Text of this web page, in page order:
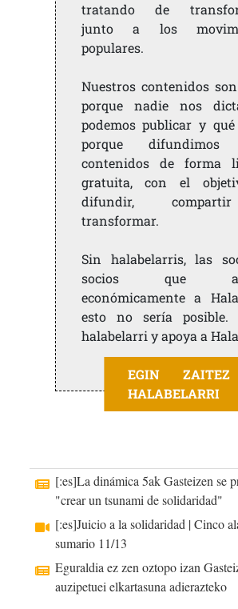
tratando de
junto a los
populares.
Nuestros contenidos
porque nadie nos
podemos publicar y
porque difundimos
contenidos de forma
gratuita, con el
difundir,
transformar.
Sin halabelarris, las
socios que
económicamente a
esto no sería posible.
halabelarri y apoya a
EGIN ZAITEZ
HALABELARRI
[:es]La dinámica 5ak Gasteizen se
"crear un tsunami de solidaridad"
[:es]Juicio a la solidaridad | Cinco
sumario 11/13
Eguraldia ez zen oztopo izan
auzipetuei elkartasuna adierazteko